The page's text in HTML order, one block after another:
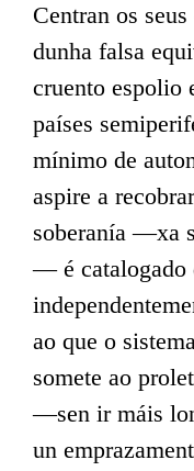
Centran os
dunha falsa
cruento espolio
países
mínimo de
aspire a
soberanía —xa
— é catalogado
ao que o
somete ao
—sen ir máis
un